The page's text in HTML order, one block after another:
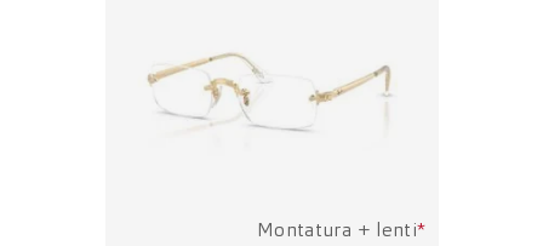
Montatura + lenti*